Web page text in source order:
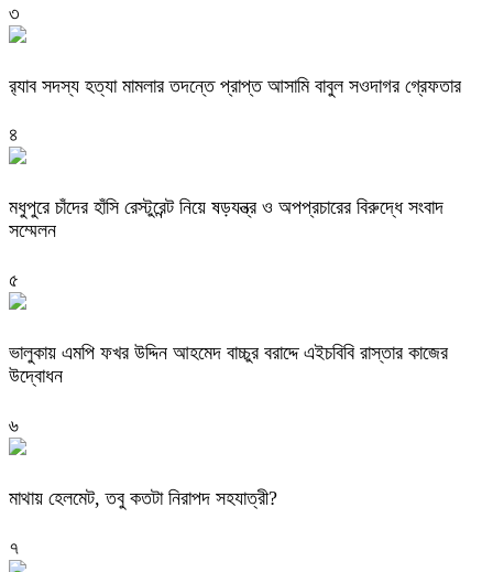
৩
র‌্যাব সদস্য হত্যা মামলার তদন্তে প্রাপ্ত আসামি বাবুল সওদাগর গ্রেফতার
৪
মধুপুরে চাঁদের হাঁসি রেস্টুরেন্ট নিয়ে ষড়যন্ত্র ও অপপ্রচারের বিরুদ্ধে সংবাদ
সম্মেলন
৫
ভালুকায় এমপি ফখর উদ্দিন আহমেদ বাচ্চুর বরাদ্দে এইচবিবি রাস্তার কাজের
উদ্বোধন
৬
মাথায় হেলমেট, তবু কতটা নিরাপদ সহযাত্রী?
৭